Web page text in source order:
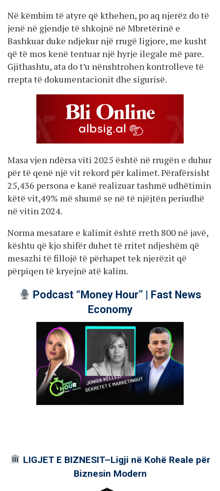
Në këmbim të atyre që kthehen, po aq njerëz do të
jenë në gjendje të shkojnë në Mbretërinë e
Bashkuar duke ndjekur një rrugë ligjore, me kusht
që të mos kenë tentuar një hyrje ilegale më pare.
Gjithashtu, ata do t’u nënshtrohen kontrolleve të
rrepta të dokumentacionit dhe sigurisë.
Masa vjen ndërsa viti 2025 është në rrugën e duhur
për të qenë një vit rekord për kalimet. Përafërsisht
25,436 persona e kanë realizuar tashmë udhëtimin
këtë vit,49% më shumë se në të njëjtën periudhë
në vitin 2024.
Norma mesatare e kalimit është rreth 800 në javë,
kështu që kjo shifër duhet të rritet ndjeshëm që
mesazhi të fillojë të përhapet tek njerëzit që
përpiqen të kryejnë atë kalim.
Podcast “Money Hour” | Fast News
Economy
LIGJET E BIZNESIT–Ligji në Kohë Reale për
Biznesin Modern